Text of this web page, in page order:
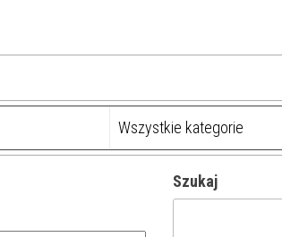
Szukaj